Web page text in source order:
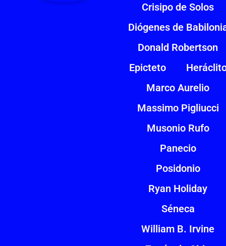
Crisipo de Solos
Diógenes de
Donald Robertson
Epicteto
Marco Aurelio
Massimo Pigliucci
Musonio Rufo
Panecio
Posidonio
Ryan Holiday
Séneca
William B. Irvine